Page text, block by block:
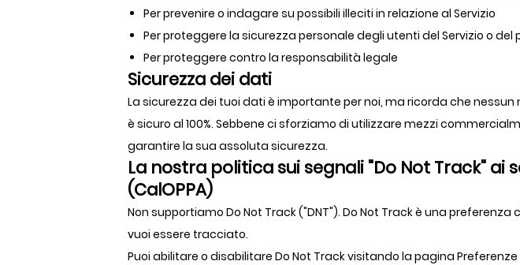
Per prevenire o indagare su possibili illeciti in relazione al Servizio
Per proteggere la sicurezza personale degli utenti del Servizio o del
Per proteggere contro la responsabilità legale
Sicurezza dei dati
La sicurezza dei tuoi dati è importante per noi, ma ricorda che
è sicuro al 100%. Sebbene ci sforziamo di utilizzare mezzi
garantire la sua assoluta sicurezza.
La nostra politica sui segnali "Do Not Track"
(CalOPPA)
Non supportiamo Do Not Track ("DNT"). Do Not Track è una
vuoi essere tracciato.
Puoi abilitare o disabilitare Do Not Track visitando la pagina